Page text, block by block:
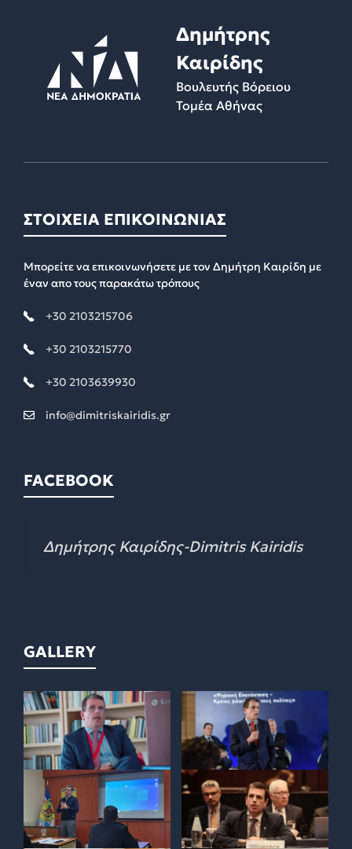
Δημήτρης
Καιρίδης
Βουλευτής Βόρειου
Τομέα Αθήνας
ΣΤΟΙΧΕΙΑ ΕΠΙΚΟΙΝΩΝΙΑΣ
Μπορείτε να επικοινωνήσετε με τον Δημήτρη Καιρίδη με
έναν απο τους παρακάτω τρόπους
+30 2103215706
+30 2103215770
+30 2103639930
info@dimitriskairidis.gr
FACEBOOK
Δημήτρης Καιρίδης-Dimitris Kairidis
GALLERY